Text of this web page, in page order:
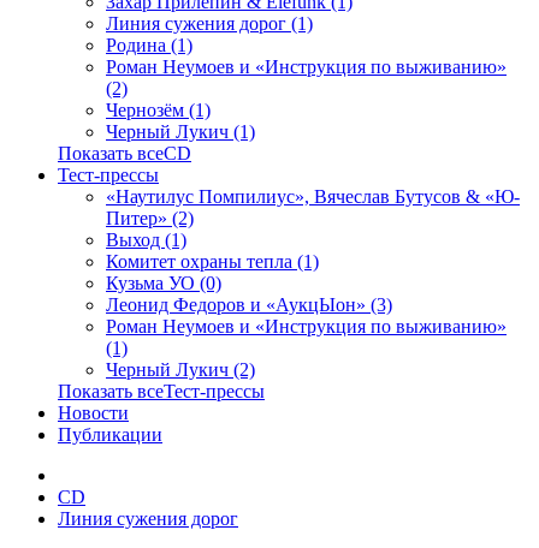
Линия сужения дорог (1)
Родина (1)
Роман Неумоев и «Инструкция по выживанию»
(2)
Чернозём (1)
Черный Лукич (1)
Показать всеCD
Тест-прессы
«Наутилус Помпилиус», Вячеслав Бутусов & «Ю-
Питер» (2)
Выход (1)
Комитет охраны тепла (1)
Кузьма УО (0)
Леонид Федоров и «АукцЫон» (3)
Роман Неумоев и «Инструкция по выживанию»
(1)
Черный Лукич (2)
Показать всеТест-прессы
Новости
Публикации
CD
Линия сужения дорог